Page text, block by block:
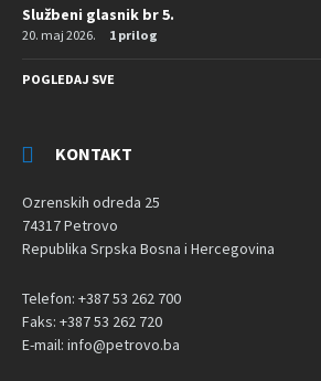
Službeni glasnik br 5.
20. maj 2026. 1 prilog
POGLEDAJ SVE
KONTAKT
Ozrenskih odreda 25
74317 Petrovo
Republika Srpska Bosna i Hercegovina
Telefon: +387 53 262 700
Faks: +387 53 262 720
E-mail: info@petrovo.ba